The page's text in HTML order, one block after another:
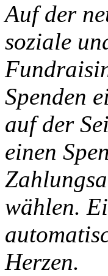
Auf der
soziale
Spenden
auf der
einen
wählen.
Herzen.